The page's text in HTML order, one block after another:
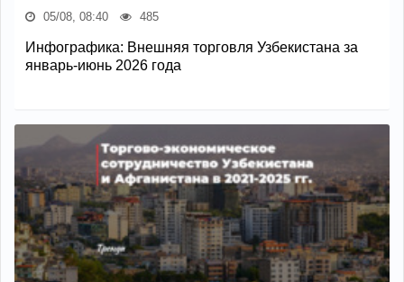
05/08, 08:40 485
Инфографика: Внешняя торговля Узбекистана за
январь-июнь 2026 года